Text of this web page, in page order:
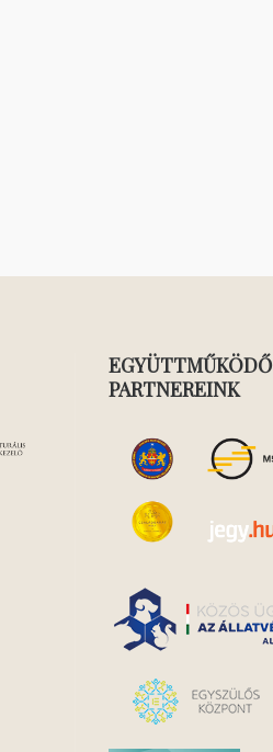
EGYÜTTMŰKÖDŐ
PARTNEREINK